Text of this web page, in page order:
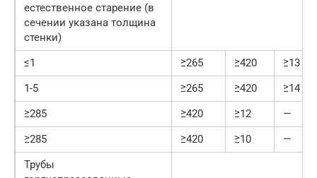
естественное старение (в
сечении указана толщина
стенки)
≤1
≥265 ≥420
≥13
1-5
≥265 ≥420
≥14
≥285
≥420 ≥12
—
≥285
≥420 ≥10
—
Трубы